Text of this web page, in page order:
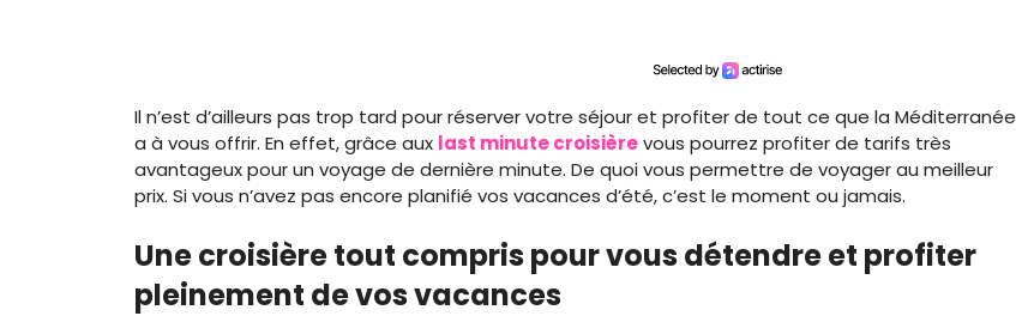
Il n’est d’ailleurs pas trop tard pour réserver votre séjour et profiter de tout ce que la Méditerranée
a à vous offrir. En effet, grâce aux last minute croisièrevous pourrez profiter de tarifs très
avantageux pour un voyage de dernière minute. De quoi vous permettre de voyager au meilleur
prix. Si vous n’avez pas encore planifié vos vacances d’été, c’est le moment ou jamais.
Une croisière tout compris pour vous détendre et profiter
pleinement de vos vacances